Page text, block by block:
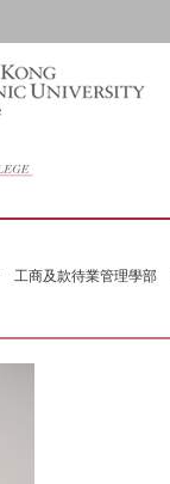
工商及款待業管理學部